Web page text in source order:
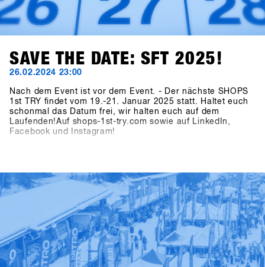
SAVE THE DATE: SFT 2025!
26.02.2024 23:00
Nach dem Event ist vor dem Event. - Der nächste SHOPS
1st TRY findet vom 19.-21. Januar 2025 statt. Haltet euch
schonmal das Datum frei, wir halten euch auf dem
Laufenden!Auf shops-1st-try.com sowie auf LinkedIn,
Facebook und Instagram!